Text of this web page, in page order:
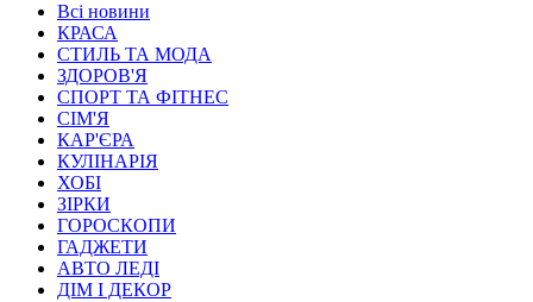
Всі новини
КРАСА
СТИЛЬ ТА МОДА
ЗДОРОВ'Я
СПОРТ ТА ФІТНЕС
СІМ'Я
КАР'ЄРА
КУЛІНАРІЯ
ХОБІ
ЗІРКИ
ГОРОСКОПИ
ГАДЖЕТИ
АВТО ЛЕДІ
ДІМ І ДЕКОР